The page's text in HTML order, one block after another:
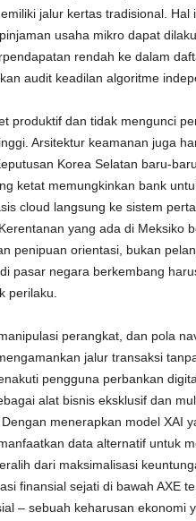
jalur kertas tradisional. Hal
usaha mikro dapat
rendah ke dalam
audit keadilan algoritme
produktif dan tidak mengunci
Arsitektur keamanan juga
Korea Selatan baru-
ketat memungkinkan bank
cloud langsung ke sistem
yang ada di Meksiko
penipuan orientasi, bukan
pasar negara berkembang
perilaku.
perangkat, dan pola
jalur transaksi
pengguna perbankan
alat bisnis eksklusif dan
menerapkan model XAI
data alternatif untuk
dari maksimalisasi
finansial sejati di bawah AXE
– sebuah keharusan ekonomi